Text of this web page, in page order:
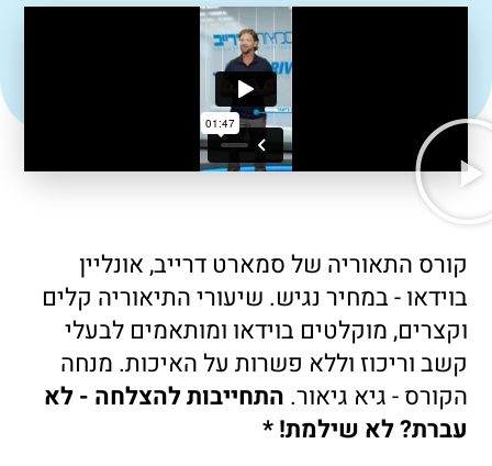
קורס התאוריה של סמארט דרייב, אונליין
בוידאו - במחיר נגיש. שיעורי התיאוריה קלים
וקצרים, מוקלטים בוידאו ומותאמים לבעלי
קשב וריכוז וללא פשרות על האיכות. מנחה
הקורס - גיא גיאור. התחייבות להצלחה - לא
עברת? לא שילמת! *